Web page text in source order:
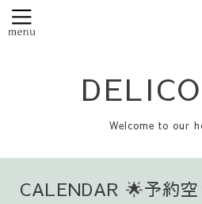
Welcome to our
CALENDAR 🌟予約